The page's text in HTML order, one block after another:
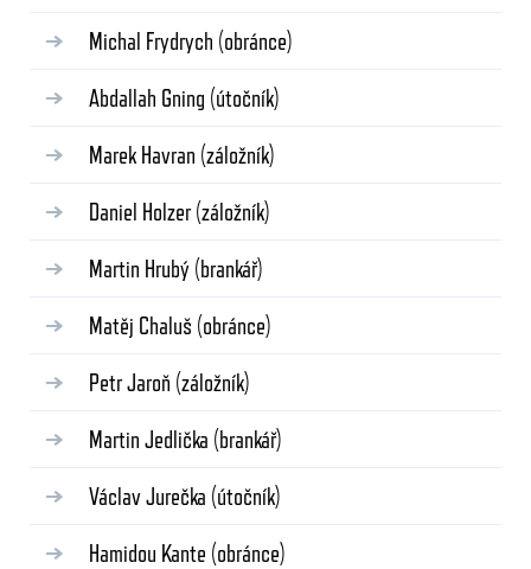
Michal Frydrych (obránce)
Abdallah Gning (útočník)
Marek Havran (záložník)
Daniel Holzer (záložník)
Martin Hrubý (brankář)
Matěj Chaluš (obránce)
Petr Jaroň (záložník)
Martin Jedlička (brankář)
Václav Jurečka (útočník)
Hamidou Kante (obránce)